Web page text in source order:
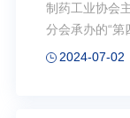
制药工业协会
分会承办的“第
国际会议”在上
2024-07-02